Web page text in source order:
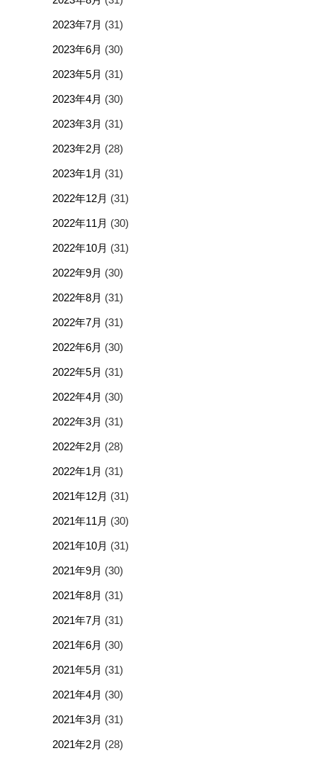
2023年7月 (31)
2023年6月 (30)
2023年5月 (31)
2023年4月 (30)
2023年3月 (31)
2023年2月 (28)
2023年1月 (31)
2022年12月 (31)
2022年11月 (30)
2022年10月 (31)
2022年9月 (30)
2022年8月 (31)
2022年7月 (31)
2022年6月 (30)
2022年5月 (31)
2022年4月 (30)
2022年3月 (31)
2022年2月 (28)
2022年1月 (31)
2021年12月 (31)
2021年11月 (30)
2021年10月 (31)
2021年9月 (30)
2021年8月 (31)
2021年7月 (31)
2021年6月 (30)
2021年5月 (31)
2021年4月 (30)
2021年3月 (31)
2021年2月 (28)